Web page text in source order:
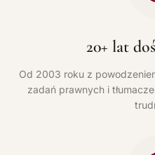
20+ lat
Od 2003 roku z
zadań prawnych i